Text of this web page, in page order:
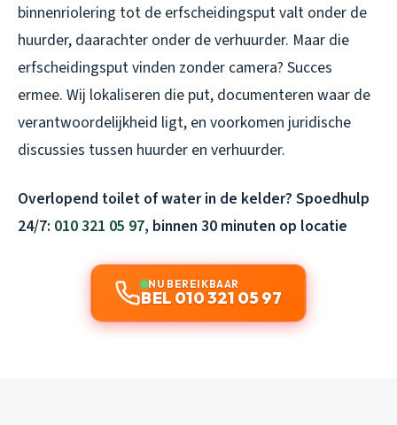
binnenriolering tot de erfscheidingsput valt onder de
huurder, daarachter onder de verhuurder. Maar die
erfscheidingsput vinden zonder camera? Succes
ermee. Wij lokaliseren die put, documenteren waar de
verantwoordelijkheid ligt, en voorkomen juridische
discussies tussen huurder en verhuurder.
Overlopend toilet of water in de kelder? Spoedhulp
24/7: 010 321 05 97, binnen 30 minuten op locatie
NU BEREIKBAAR
BEL 010 321 05 97